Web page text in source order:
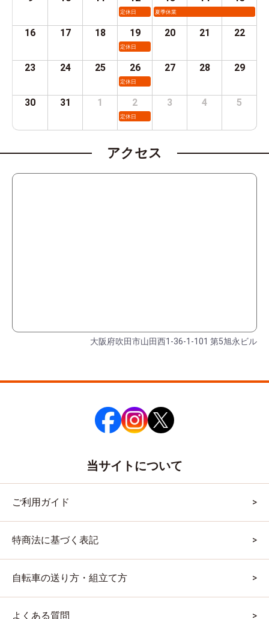
定休日 夏季休業
16 17 18 19
定休日
20 21 22
23 24 25 26
定休日
27 28 29
30 31 1 2
定休日
3 4 5
アクセス
大阪府吹田市山田西1-36-1-101 第5旭永ビル
当サイトについて
ご利用ガイド
特商法に基づく表記
自転車の送り方・組立て方
よくある質問